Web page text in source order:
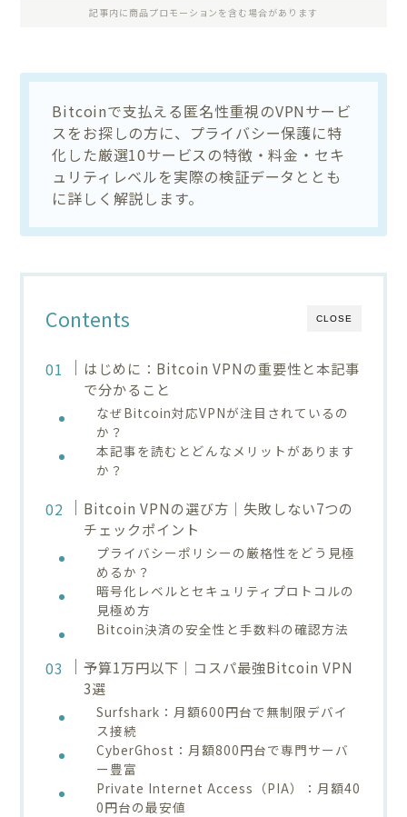
記事内に商品プロモーションを含む場合があります
Bitcoinで支払える匿名性重視のVPNサービ
スをお探しの方に、プライバシー保護に特
化した厳選10サービスの特徴・料金・セキ
ュリティレベルを実際の検証データととも
に詳しく解説します。
CLOSE
Contents
はじめに：Bitcoin VPNの重要性と本記事
で分かること
なぜBitcoin対応VPNが注目されているの
か？
本記事を読むとどんなメリットがあります
か？
Bitcoin VPNの選び方｜失敗しない7つの
チェックポイント
プライバシーポリシーの厳格性をどう見極
めるか？
暗号化レベルとセキュリティプロトコルの
見極め方
Bitcoin決済の安全性と手数料の確認方法
予算1万円以下｜コスパ最強Bitcoin VPN
3選
Surfshark：月額600円台で無制限デバイ
ス接続
CyberGhost：月額800円台で専門サーバ
ー豊富
Private Internet Access（PIA）：月額40
0円台の最安値